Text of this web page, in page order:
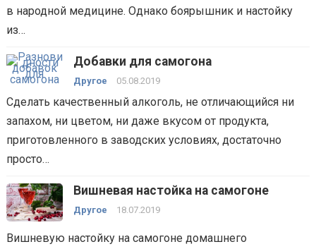
в народной медицине. Однако боярышник и настойку
из…
Добавки для самогона
Другое 05.08.2019
Сделать качественный алкоголь, не отличающийся ни
запахом, ни цветом, ни даже вкусом от продукта,
приготовленного в заводских условиях, достаточно
просто…
Вишневая настойка на самогоне
Другое 18.07.2019
Вишневую настойку на самогоне домашнего